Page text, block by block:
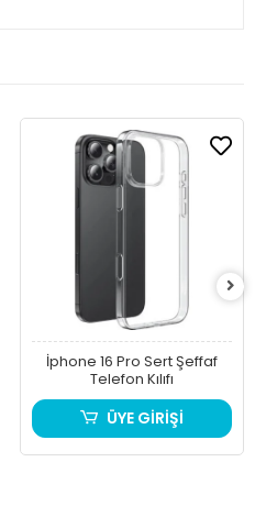
İphone 16 Pro Sert Şeffaf
Telefon Kılıfı
ÜYE GİRİŞİ